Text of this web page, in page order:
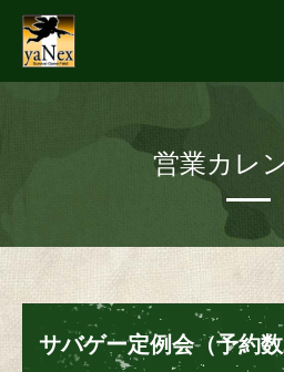
営業カレ
サバゲー定例会（予約数